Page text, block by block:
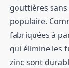
gouttières
populaire.
fabriquées à
qui élimine les
zinc sont